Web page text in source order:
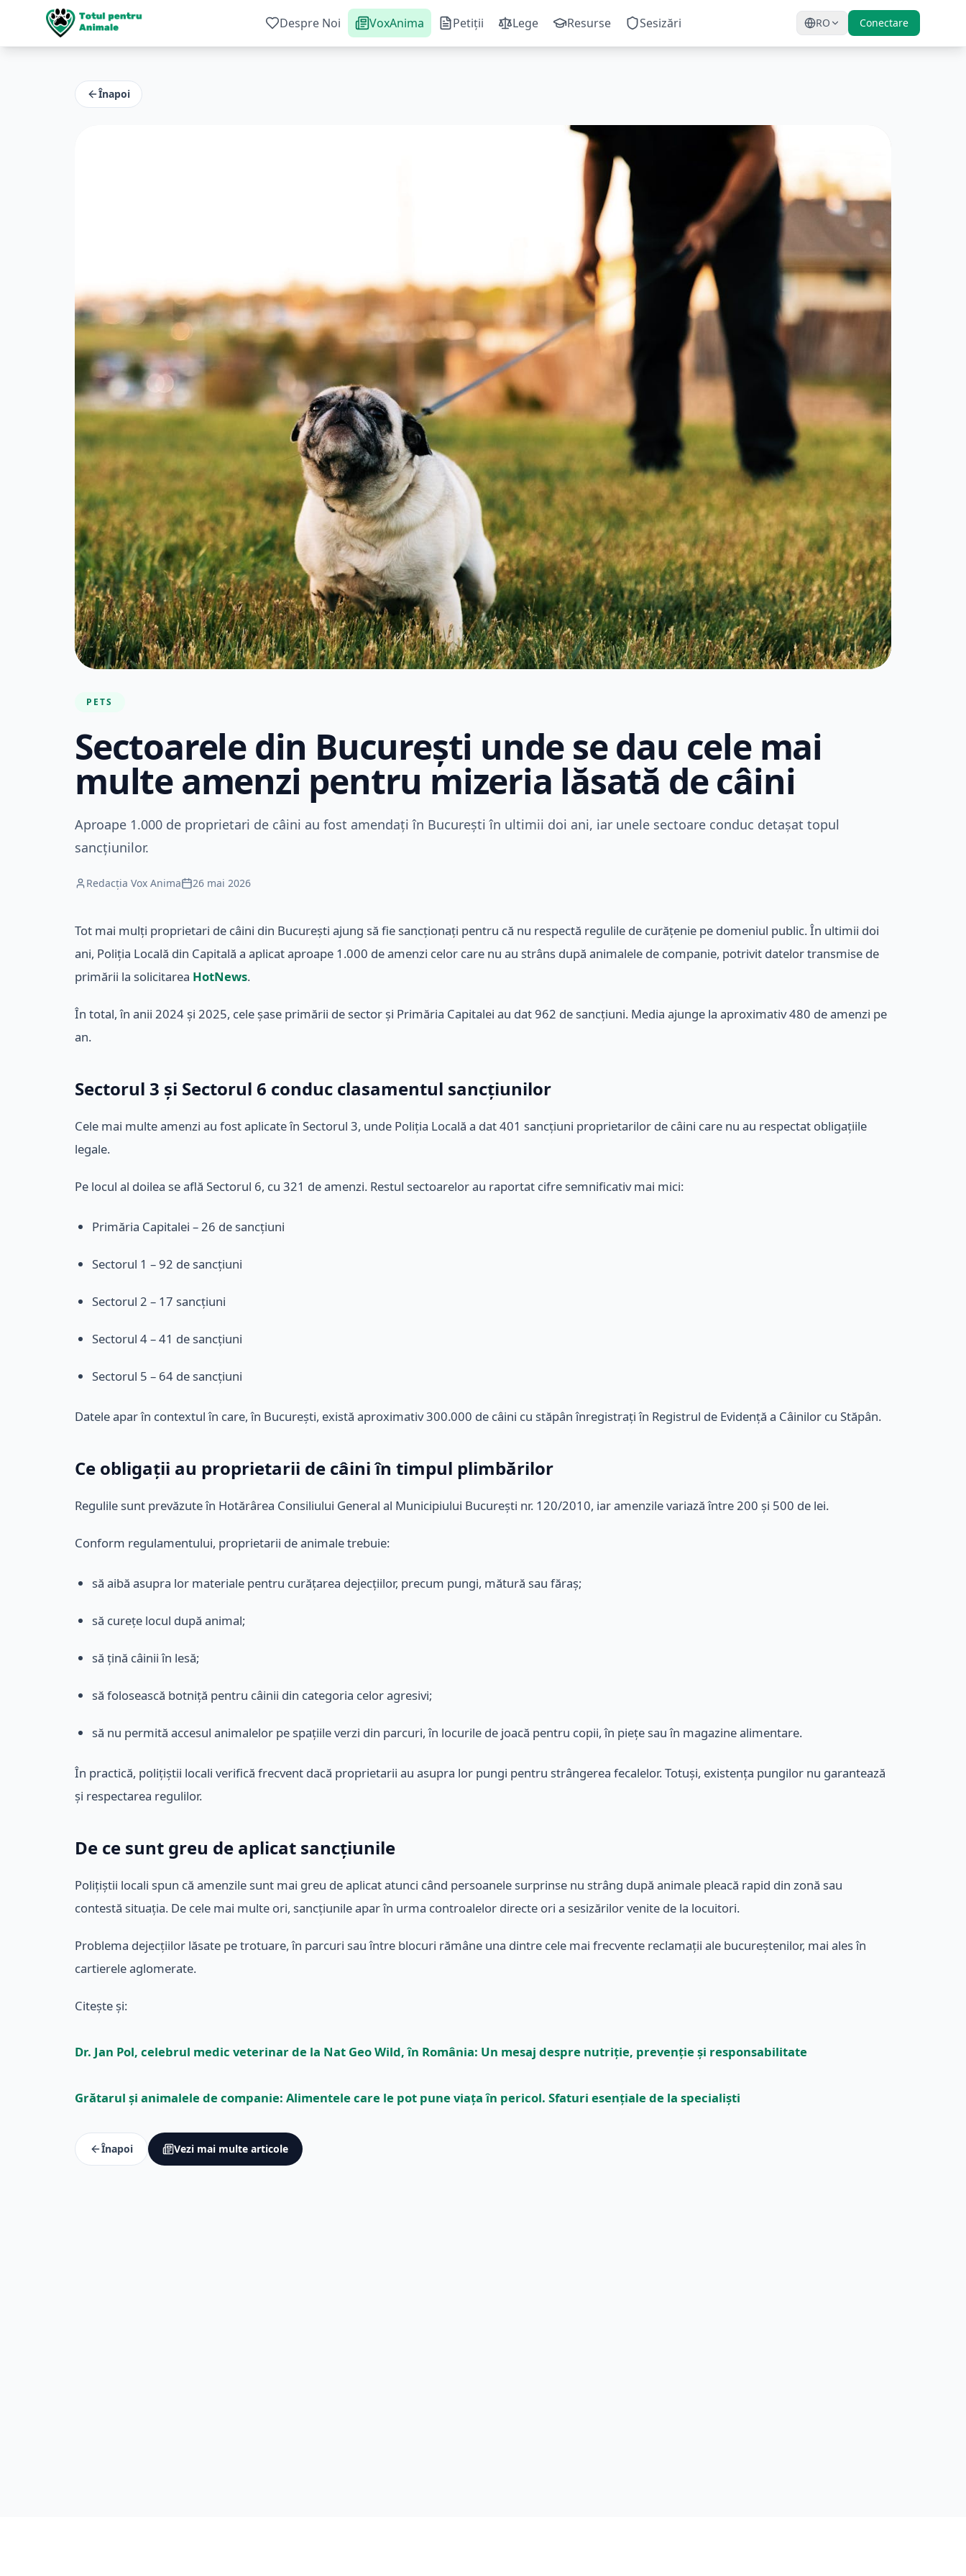
Despre Noi VoxAnima Petiții Lege Resurse Sesizări RO Conectare
Înapoi
PETS
Sectoarele din București unde se dau cele mai
multe amenzi pentru mizeria lăsată de câini
Aproape 1.000 de proprietari de câini au fost amendați în București în ultimii doi ani, iar unele sectoare conduc detașat topul
sancțiunilor.
Redacția Vox Anima 26 mai 2026
Tot mai mulți proprietari de câini din București ajung să fie sancționați pentru că nu respectă regulile de curățenie pe domeniul public. În ultimii doi
ani, Poliția Locală din Capitală a aplicat aproape 1.000 de amenzi celor care nu au strâns după animalele de companie, potrivit datelor transmise de
primării la solicitarea HotNews.
În total, în anii 2024 și 2025, cele șase primării de sector și Primăria Capitalei au dat 962 de sancțiuni. Media ajunge la aproximativ 480 de amenzi pe
an.
Sectorul 3 și Sectorul 6 conduc clasamentul sancțiunilor
Cele mai multe amenzi au fost aplicate în Sectorul 3, unde Poliția Locală a dat 401 sancțiuni proprietarilor de câini care nu au respectat obligațiile
legale.
Pe locul al doilea se află Sectorul 6, cu 321 de amenzi. Restul sectoarelor au raportat cifre semnificativ mai mici:
Primăria Capitalei – 26 de sancțiuni
Sectorul 1 – 92 de sancțiuni
Sectorul 2 – 17 sancțiuni
Sectorul 4 – 41 de sancțiuni
Sectorul 5 – 64 de sancțiuni
Datele apar în contextul în care, în București, există aproximativ 300.000 de câini cu stăpân înregistrați în Registrul de Evidență a Câinilor cu Stăpân.
Ce obligații au proprietarii de câini în timpul plimbărilor
Regulile sunt prevăzute în Hotărârea Consiliului General al Municipiului București nr. 120/2010, iar amenzile variază între 200 și 500 de lei.
Conform regulamentului, proprietarii de animale trebuie:
să aibă asupra lor materiale pentru curățarea dejecțiilor, precum pungi, mătură sau făraș;
să curețe locul după animal;
să țină câinii în lesă;
să folosească botniță pentru câinii din categoria celor agresivi;
să nu permită accesul animalelor pe spațiile verzi din parcuri, în locurile de joacă pentru copii, în piețe sau în magazine alimentare.
În practică, polițiștii locali verifică frecvent dacă proprietarii au asupra lor pungi pentru strângerea fecalelor. Totuși, existența pungilor nu garantează
și respectarea regulilor.
De ce sunt greu de aplicat sancțiunile
Polițiștii locali spun că amenzile sunt mai greu de aplicat atunci când persoanele surprinse nu strâng după animale pleacă rapid din zonă sau
contestă situația. De cele mai multe ori, sancțiunile apar în urma controalelor directe ori a sesizărilor venite de la locuitori.
Problema dejecțiilor lăsate pe trotuare, în parcuri sau între blocuri rămâne una dintre cele mai frecvente reclamații ale bucureștenilor, mai ales în
cartierele aglomerate.
Citește și:
Dr. Jan Pol, celebrul medic veterinar de la Nat Geo Wild, în România: Un mesaj despre nutriție, prevenție și responsabilitate
Grătarul și animalele de companie: Alimentele care le pot pune viața în pericol. Sfaturi esențiale de la specialiști
Înapoi Vezi mai multe articole